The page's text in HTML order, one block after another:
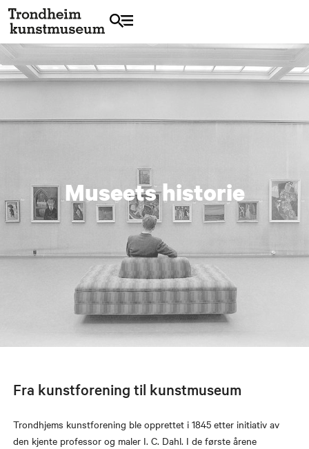
Museets historie
Fra kunstforening til kunstmuseum
Trondhjems kunstforening ble opprettet i 1845 etter initiativ av
den kjente professor og maler I. C. Dahl. I de første årene